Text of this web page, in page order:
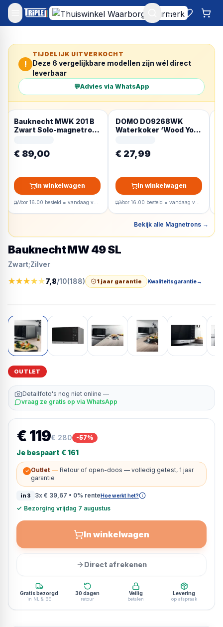
Mijn account
!
TIJDELIJK UITVERKOCHT
Deze 6 vergelijkbare modellen zijn wél direct
leverbaar
💬Advies via WhatsApp
Bauknecht MWK 201 B
Zwart Solo-magnetron
€ 89,00
In winkelwagen
DOMO DO9268WK
Waterkoker ‘Wood You’
€ 27,99
In winkelwagen
Bekijk alle Magnetrons →
Bauknecht MW 49 SL
Zwart;Zilver
★★★★★7,8/10(188) 1 jaar garantie Kwaliteitsgarantie→
OUTLET
Detailfoto's nog niet online —
vraag ze gratis op via WhatsApp
€ 119€ 280 -57%
Je bespaart € 161
✓ Outlet — Retour of open-doos — volledig getest, 1 jaar
garantie
in3 3x € 39,67 • 0% renteHoe werkt het?
✓ Bezorging vrijdag 7 augustus
In winkelwagen
Direct afrekenen
Gratis bezorgd
in NL & BE
30 dagen
retour
Veilig
betalen
Levering
op afspraak